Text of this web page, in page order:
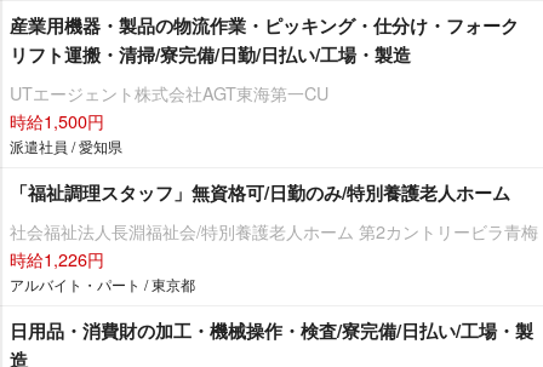
産業用機器・製品の物流作業・ピッキング・仕分け・フォーク
リフト運搬・清掃/寮完備/日勤/日払い/工場・製造
UTエージェント株式会社AGT東海第一CU
時給1,500円
派遣社員 / 愛知県
「福祉調理スタッフ」無資格可/日勤のみ/特別養護老人ホーム
社会福祉法人長淵福祉会/特別養護老人ホーム 第2カントリービラ青梅
時給1,226円
アルバイト・パート / 東京都
日用品・消費財の加工・機械操作・検査/寮完備/日払い/工場・製
造